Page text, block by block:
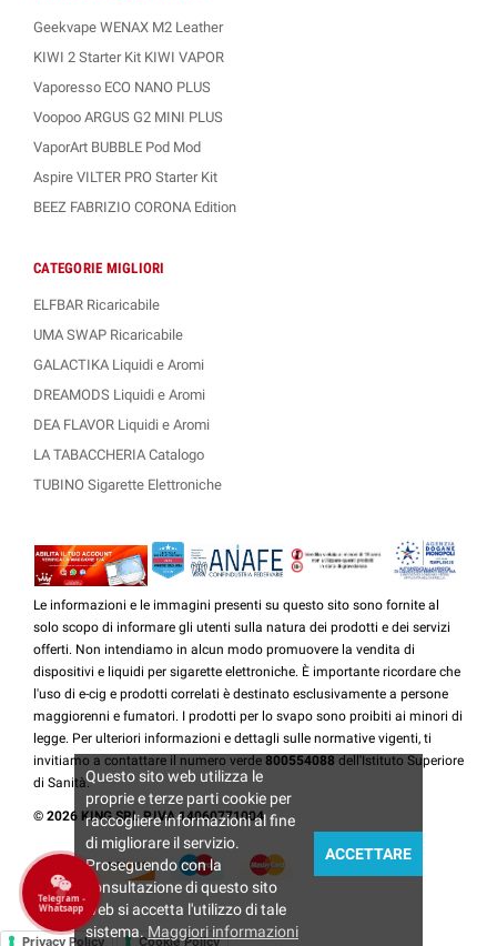
Geekvape WENAX M2 Leather
KIWI 2 Starter Kit KIWI VAPOR
Vaporesso ECO NANO PLUS
Voopoo ARGUS G2 MINI PLUS
VaporArt BUBBLE Pod Mod
Aspire VILTER PRO Starter Kit
BEEZ FABRIZIO CORONA Edition
CATEGORIE MIGLIORI
ELFBAR Ricaricabile
UMA SWAP Ricaricabile
GALACTIKA Liquidi e Aromi
DREAMODS Liquidi e Aromi
DEA FLAVOR Liquidi e Aromi
LA TABACCHERIA Catalogo
TUBINO Sigarette Elettroniche
Le informazioni e le immagini presenti su questo sito sono fornite al
solo scopo di informare gli utenti sulla natura dei prodotti e dei servizi
offerti. Non intendiamo in alcun modo promuovere la vendita di
dispositivi e liquidi per sigarette elettroniche. È importante ricordare che
l'uso di e-cig e prodotti correlati è destinato esclusivamente a persone
maggiorenni e fumatori. I prodotti per lo svapo sono proibiti ai minori di
legge. Per ulteriori informazioni e dettagli sulle normative vigenti, ti
invitiamo a contattare il numero verde 800554088 dell'Istituto Superiore
di Sanità.
© 2026 KING SRL P.IVA 14060771004
Questo sito web utilizza le
proprie e terze parti cookie per
raccogliere informazioni al fine
di migliorare il servizio.
Proseguendo con la
consultazione di questo sito
web si accetta l'utilizzo di tale
sistema. Maggiori informazioni
ACCETTARE
Privacy Policy Cookie Policy
Telegram -
Whatsapp